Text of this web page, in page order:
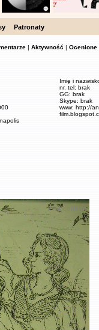
Patronaty
| Aktywność | Ocenione
Imię i
nr. tel: brak
GG: brak
Skype: brak
www: http://